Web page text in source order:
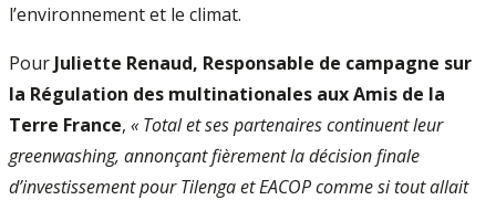
l’environnement et le climat.
Pour Juliette Renaud, Responsable de campagne sur
la Régulation des multinationales aux Amis de la
Terre France, « Total et ses partenaires continuent leur
greenwashing, annonçant fièrement la décision finale
d’investissement pour Tilenga et EACOP comme si tout allait